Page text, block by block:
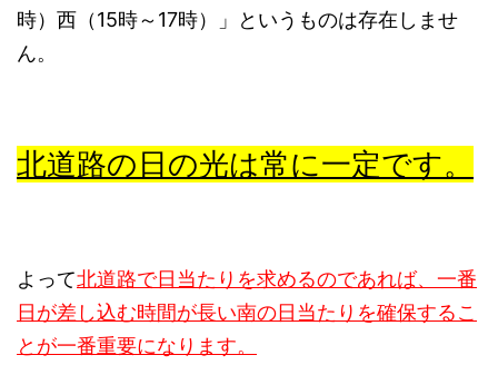
時）西（15時～17時）」というものは存在しませ
ん。
北道路の日の光は常に一定です。
よって北道路で日当たりを求めるのであれば、一番
日が差し込む時間が長い南の日当たりを確保するこ
とが一番重要になります。